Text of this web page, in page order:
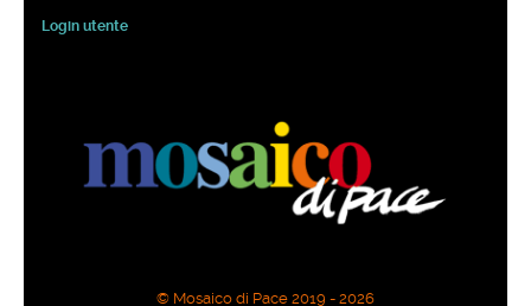
Login utente
© Mosaico di Pace 2019 - 2026